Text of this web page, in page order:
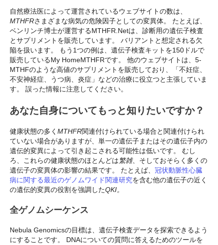
自然療法医によって運営されているウェブサイトの数は、
MTHFRさまざまな病気の危険因子としての変異体。 たとえば、
ベンリンチ博士が運営するMTHFR.Netは、診断用の遺伝子検査
とサプリメントを販売しています。
バリアントと想定される欠
陥を扱います。 もう1つの例は、遺伝子検査キットを150ドルで
販売しているMy HomeMTHFRです。 他のウェブサイトは、5-
MTHFのような高値のサプリメントを販売しており、「不妊症、
不安神経症、うつ病、炎症」などの治療に役立つと主張していま
す。 誤った情報に注意してください。
あなた自身についてもっと知りたいですか？
健康状態の多く MTHFR関連付けられている場合と関連付けられ
ていない場合がありますが、単一の遺伝子またはその遺伝子内の
遺伝的変異によって引き起こされる可能性は低いです。 むし
ろ、これらの健康状態のほとんどは繁雑、 そしておそらく多くの
遺伝子の変異体の影響の結果です。 たとえば、 冠状動脈性心臓
病に関する最近のゲノムワイド関連研究を含む他の遺伝子の近く
の遺伝的変異の役割を強調したQKI。
全ゲノムシーケンス
Nebula Genomicsの目標は、遺伝子検査データを探索できるよう
にすることです。 DNAについての質問に答えるためのツールを